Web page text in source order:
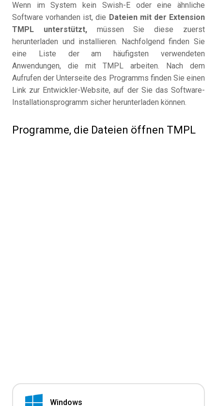
Wenn im System kein Swish-E oder eine ähnliche
Software vorhanden ist, die Dateien mit der Extension
TMPL unterstützt,müssen Sie diese zuerst
herunterladen und installieren. Nachfolgend finden Sie
eine Liste der am häufigsten verwendeten
Anwendungen, die mit TMPL arbeiten. Nach dem
Aufrufen der Unterseite des Programms finden Sie einen
Link zur Entwickler-Website, auf der Sie das Software-
Installationsprogramm sicher herunterladen können.
Programme, die Dateien öffnen TMPL
Windows